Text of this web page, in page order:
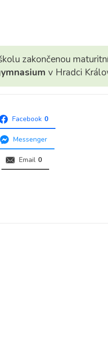
zakončenou
v Hradci
Facebook 0
Messenger
Email 0